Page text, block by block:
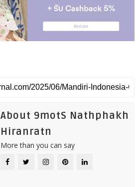
About 9motS Nathphakh
Hiranratn
More than you can say